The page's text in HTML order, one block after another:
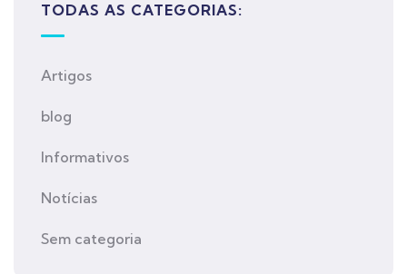
TODAS AS CATEGORIAS:
Artigos
blog
Informativos
Notícias
Sem categoria